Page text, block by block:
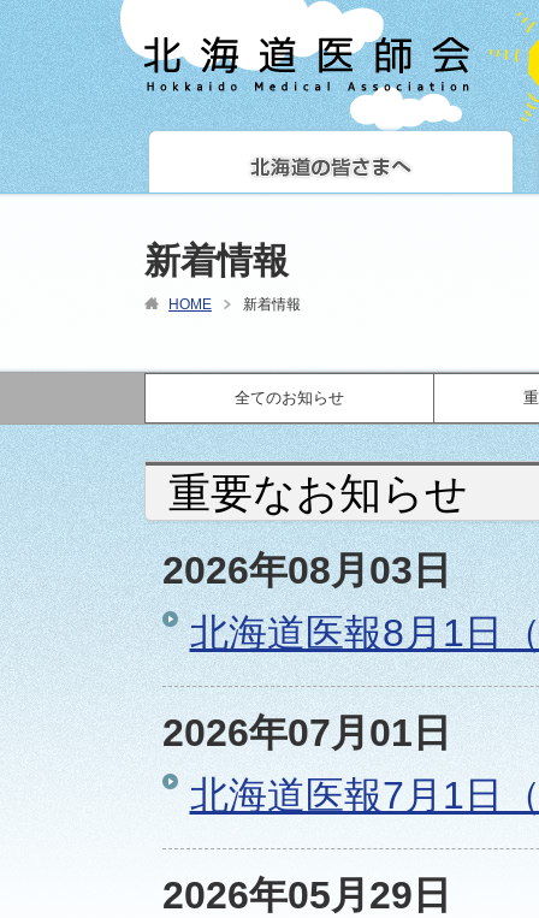
新着情報
HOME 新着情報
全てのお知らせ
重要なお知らせ
2026年08月03日
北海道医報8月1日
2026年07月01日
北海道医報7月1日
2026年05月29日